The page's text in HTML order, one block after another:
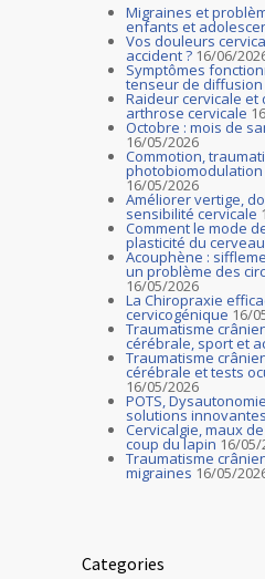
Migraines et
enfants et
Vos douleurs
accident ? 16/06/
Symptômes
tenseur de diffusion
Raideur cervicale
arthrose cervicale
Octobre : mois de
16/05/2026
Commotion,
16/05/2026
Améliorer vertige,
sensibilité cervicale
Comment le mode
plasticité du
Acouphène :
un problème des
16/05/2026
La Chiropraxie
cervicogénique 16/
Traumatisme
cérébrale, sport et
Traumatisme
cérébrale et tests
16/05/2026
POTS,
solutions innovantes
Cervicalgie, maux
coup du lapin 16/05/
Traumatisme
migraines 16/05/
Categories